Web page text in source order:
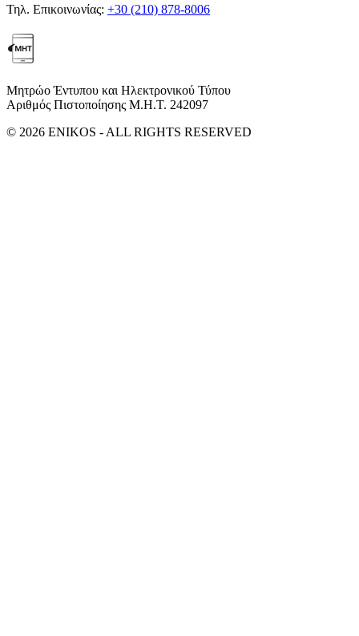
Τηλ. Επικοινωνίας: +30 (210) 878-8006
Μητρώο Έντυπου και Ηλεκτρονικού Τύπου
Αριθμός Πιστοποίησης Μ.Η.Τ. 242097
© 2026 ENIKOS - ALL RIGHTS RESERVED